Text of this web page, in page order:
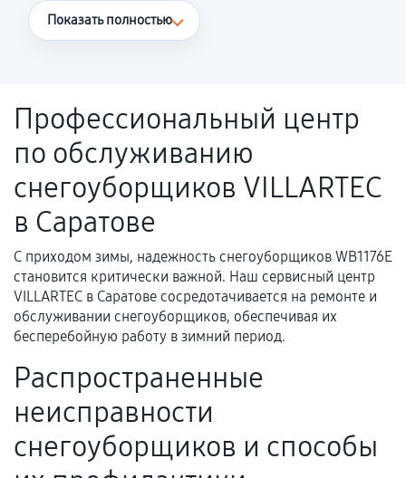
Что считается гарантийным случаем
Поломка установленной детали при
нормальной эксплуатации в течение
гарантийного срока.
Несоответствие комплектующей заявленным
техническим характеристикам.
Документы для подтверждения
гарантии
Акт выполненных работ с датой, перечнем
услуг и сроком гарантии.
Документы на установленные комплектующие
и кассовый чек.
Показать полностью
Профессиональный центр
по обслуживанию
снегоуборщиков VILLARTEC
в Саратове
С приходом зимы, надежность снегоуборщиков WB1176E
становится критически важной. Наш сервисный центр
VILLARTEC в Саратове сосредотачивается на ремонте и
обслуживании снегоуборщиков, обеспечивая их
бесперебойную работу в зимний период.
Распространенные
неисправности
снегоуборщиков и способы